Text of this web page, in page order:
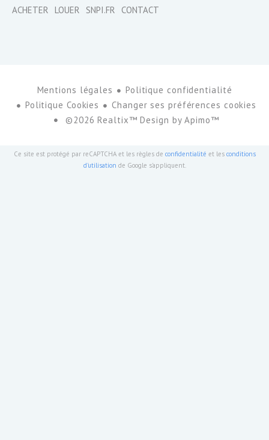
ACHETER LOUER SNPI.FR CONTACT
Mentions légales
Politique confidentialité
Politique Cookies
Changer ses préférences cookies
©2026 Realtix™ Design byApimo™
Ce site est protégé par reCAPTCHA et les règles de confidentialité et les conditions
d'utilisation de Google s'appliquent.